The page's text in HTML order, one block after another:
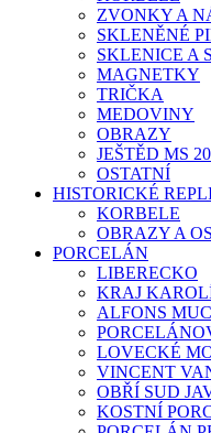
ZVONKY A
SKLENĚNÉ
SKLENICE A
MAGNETKY
TRIČKA
MEDOVINY
OBRAZY
JEŠTĚD MS
OSTATNÍ
HISTORICKÉ
KORBELE
OBRAZY A
PORCELÁN
LIBERECKO
KRAJ
ALFONS
LOVECKÉ
VINCENT
OBŘÍ SUD
KOSTNÍ